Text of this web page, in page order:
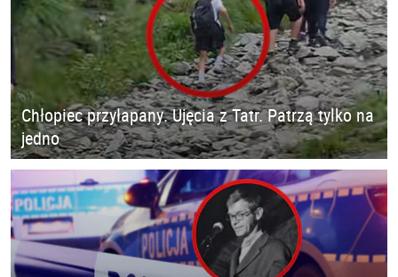
Chłopiec przyłapany. Ujęcia z Tatr. Patrzą tylko na
jedno